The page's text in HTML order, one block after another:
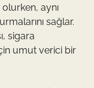
aynı
sağlar.
sigara
umut verici bir